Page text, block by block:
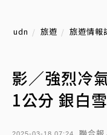
udn 旅遊 旅遊情報
影／強烈冷
1公分 銀白